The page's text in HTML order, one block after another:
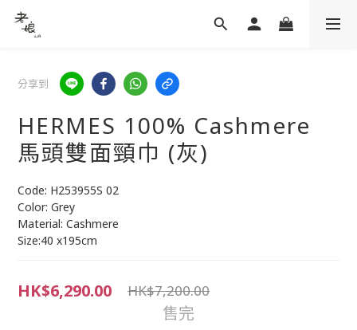
分享到
HERMES 100% Cashmere
馬頭雙面頸巾 (灰)
Code: H253955S 02
Color: Grey
Material: Cashmere
Size:40 x195cm
HK$6,290.00 HK$7,200.00
售完